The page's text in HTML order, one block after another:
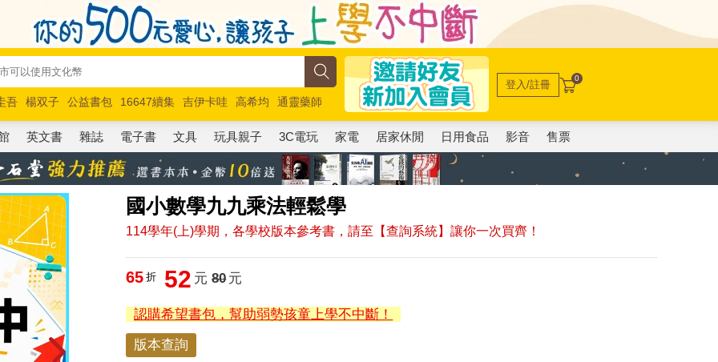
吾 楊双子 公益書包 16647續集 吉伊卡哇 高希均
通靈藥師
路邊攤新作
馬斯克 玩具總動員5 超慢跑
登入/註冊 0
英文書 雜誌 電子書 文具 玩具親子 3C電玩 家電 居家休閒 日用食品 影音 售票
國小數學九九乘法輕鬆學
114學年(上)學期，各學校版本參考書，請至【查詢系統】讓你一次買齊！
65 折 52 元 80元
認購希望書包，幫助弱勢孩童上學不中斷！
版本查詢